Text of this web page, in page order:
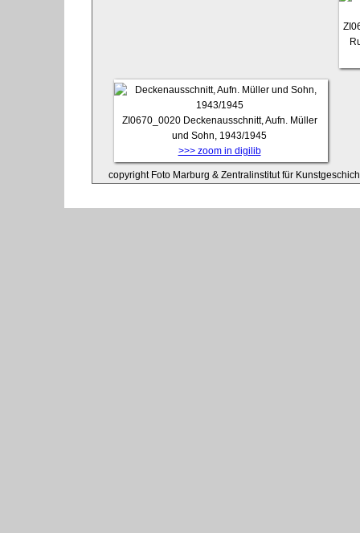
ZI0670_0020 Deckenausschnitt, Aufn. Müller
und Sohn, 1943/1945
>>> zoom in digilib
copyright Foto Marburg & Zentralinstitut für